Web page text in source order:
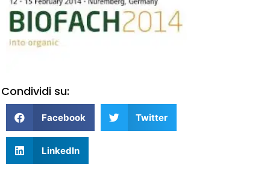
Condividi su:
Facebook Twitter
LinkedIn